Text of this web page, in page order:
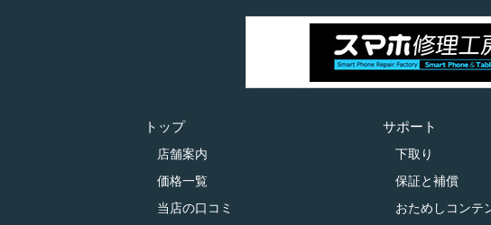
トップ
店舗案内
価格一覧
当店の口コミ
サポート
下取り
保証と補償
おためしコンテ